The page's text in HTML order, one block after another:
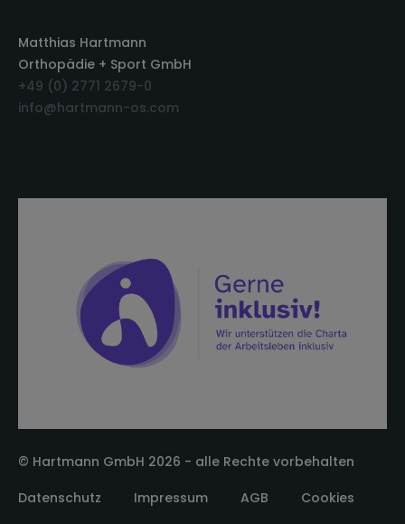
Matthias Hartmann
Orthopädie + Sport GmbH
+49 (0) 2771 2679-0
info@hartmann-os.com
© Hartmann GmbH 2026 - alle Rechte vorbehalten
Datenschutz
Impressum AGB Cookies